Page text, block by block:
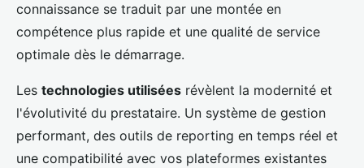
connaissance se traduit par une montée en
compétence plus rapide et une qualité de service
optimale dès le démarrage.
Les technologies utilisées révèlent la modernité et
l'évolutivité du prestataire. Un système de gestion
performant, des outils de reporting en temps réel et
une compatibilité avec vos plateformes existantes